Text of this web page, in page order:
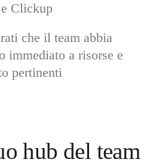
Clickup
che il team abbia
immediato a risorse e
pertinenti
hub del team